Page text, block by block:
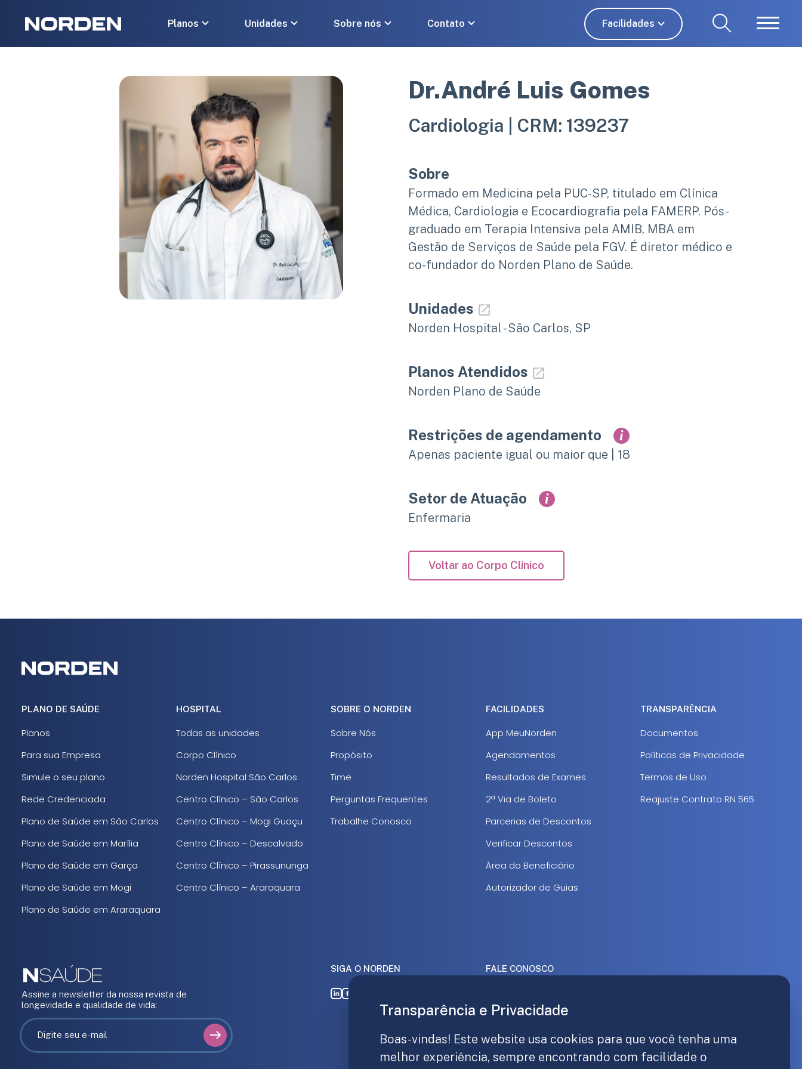
Planos Unidades Sobre nós Contato Facilidades
Dr.André Luis Gomes
Cardiologia | CRM: 139237
Sobre
Formado em Medicina pela PUC-SP, titulado em Clínica
Médica, Cardiologia e Ecocardiografia pela FAMERP. Pós-
graduado em Terapia Intensiva pela AMIB, MBA em
Gestão de Serviços de Saúde pela FGV. É diretor médico e
co-fundador do Norden Plano de Saúde.
Unidades
Norden Hospital - São Carlos, SP
Planos Atendidos
Norden Plano de Saúde
Restrições de agendamento i
Apenas paciente igual ou maior que | 18
Setor de Atuação i
Enfermaria
Voltar ao Corpo Clínico
PLANO DE SAÚDE
Planos
Para sua Empresa
Simule o seu plano
Rede Credenciada
Plano de Saúde em São Carlos
Plano de Saúde em Marília
Plano de Saúde em Garça
Plano de Saúde em Mogi
Plano de Saúde em Araraquara
HOSPITAL
Todas as unidades
Corpo Clínico
Norden Hospital São Carlos
Centro Clínico – São Carlos
Centro Clínico – Mogi Guaçu
Centro Clínico – Descalvado
Centro Clínico – Pirassununga
Centro Clínico – Araraquara
SOBRE O NORDEN
Sobre Nós
Propósito
Time
Perguntas Frequentes
Trabalhe Conosco
FACILIDADES
App MeuNorden
Agendamentos
Resultados de Exames
2ª Via de Boleto
Parcerias de Descontos
Verificar Descontos
Área do Beneficiário
Autorizador de Guias
TRANSPARÊNCIA
Documentos
Políticas de Privacidade
Termos de Uso
Reajuste Contrato RN 565
Assine a newsletter da nossa revista de
longevidade e qualidade de vida:
SIGA O NORDEN FALE CONOSCO
Avenida Getúlio Vargas, 740 - Vila Lutfalla | São Carlos - SP
Transparência e Privacidade
Boas-vindas! Este website usa cookies para que você tenha uma
melhor experiência, sempre encontrando com facilidade o